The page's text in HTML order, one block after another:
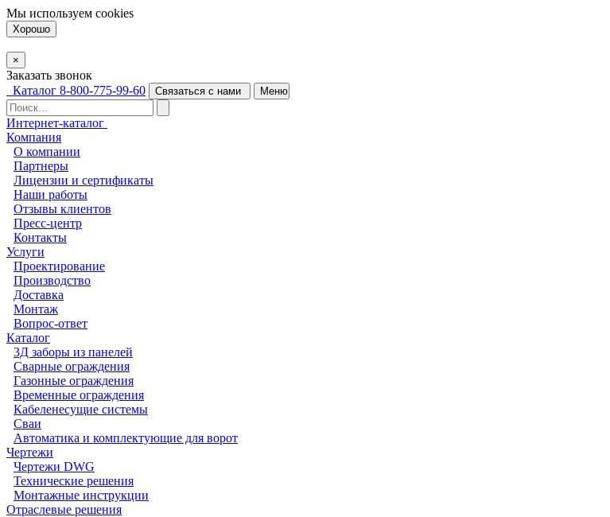
Мы используем cookies
Хорошо
×
Заказать звонок
Каталог 8-800-775-99-60 Связаться с нами Меню
Интернет-каталог
Компания
О компании
Партнеры
Лицензии и сертификаты
Наши работы
Отзывы клиентов
Пресс-центр
Контакты
Услуги
Проектирование
Производство
Доставка
Монтаж
Вопрос-ответ
Каталог
3Д заборы из панелей
Сварные ограждения
Газонные ограждения
Временные ограждения
Кабеленесущие системы
Cваи
Автоматика и комплектующие для ворот
Чертежи
Чертежи DWG
Технические решения
Монтажные инструкции
Отраслевые решения